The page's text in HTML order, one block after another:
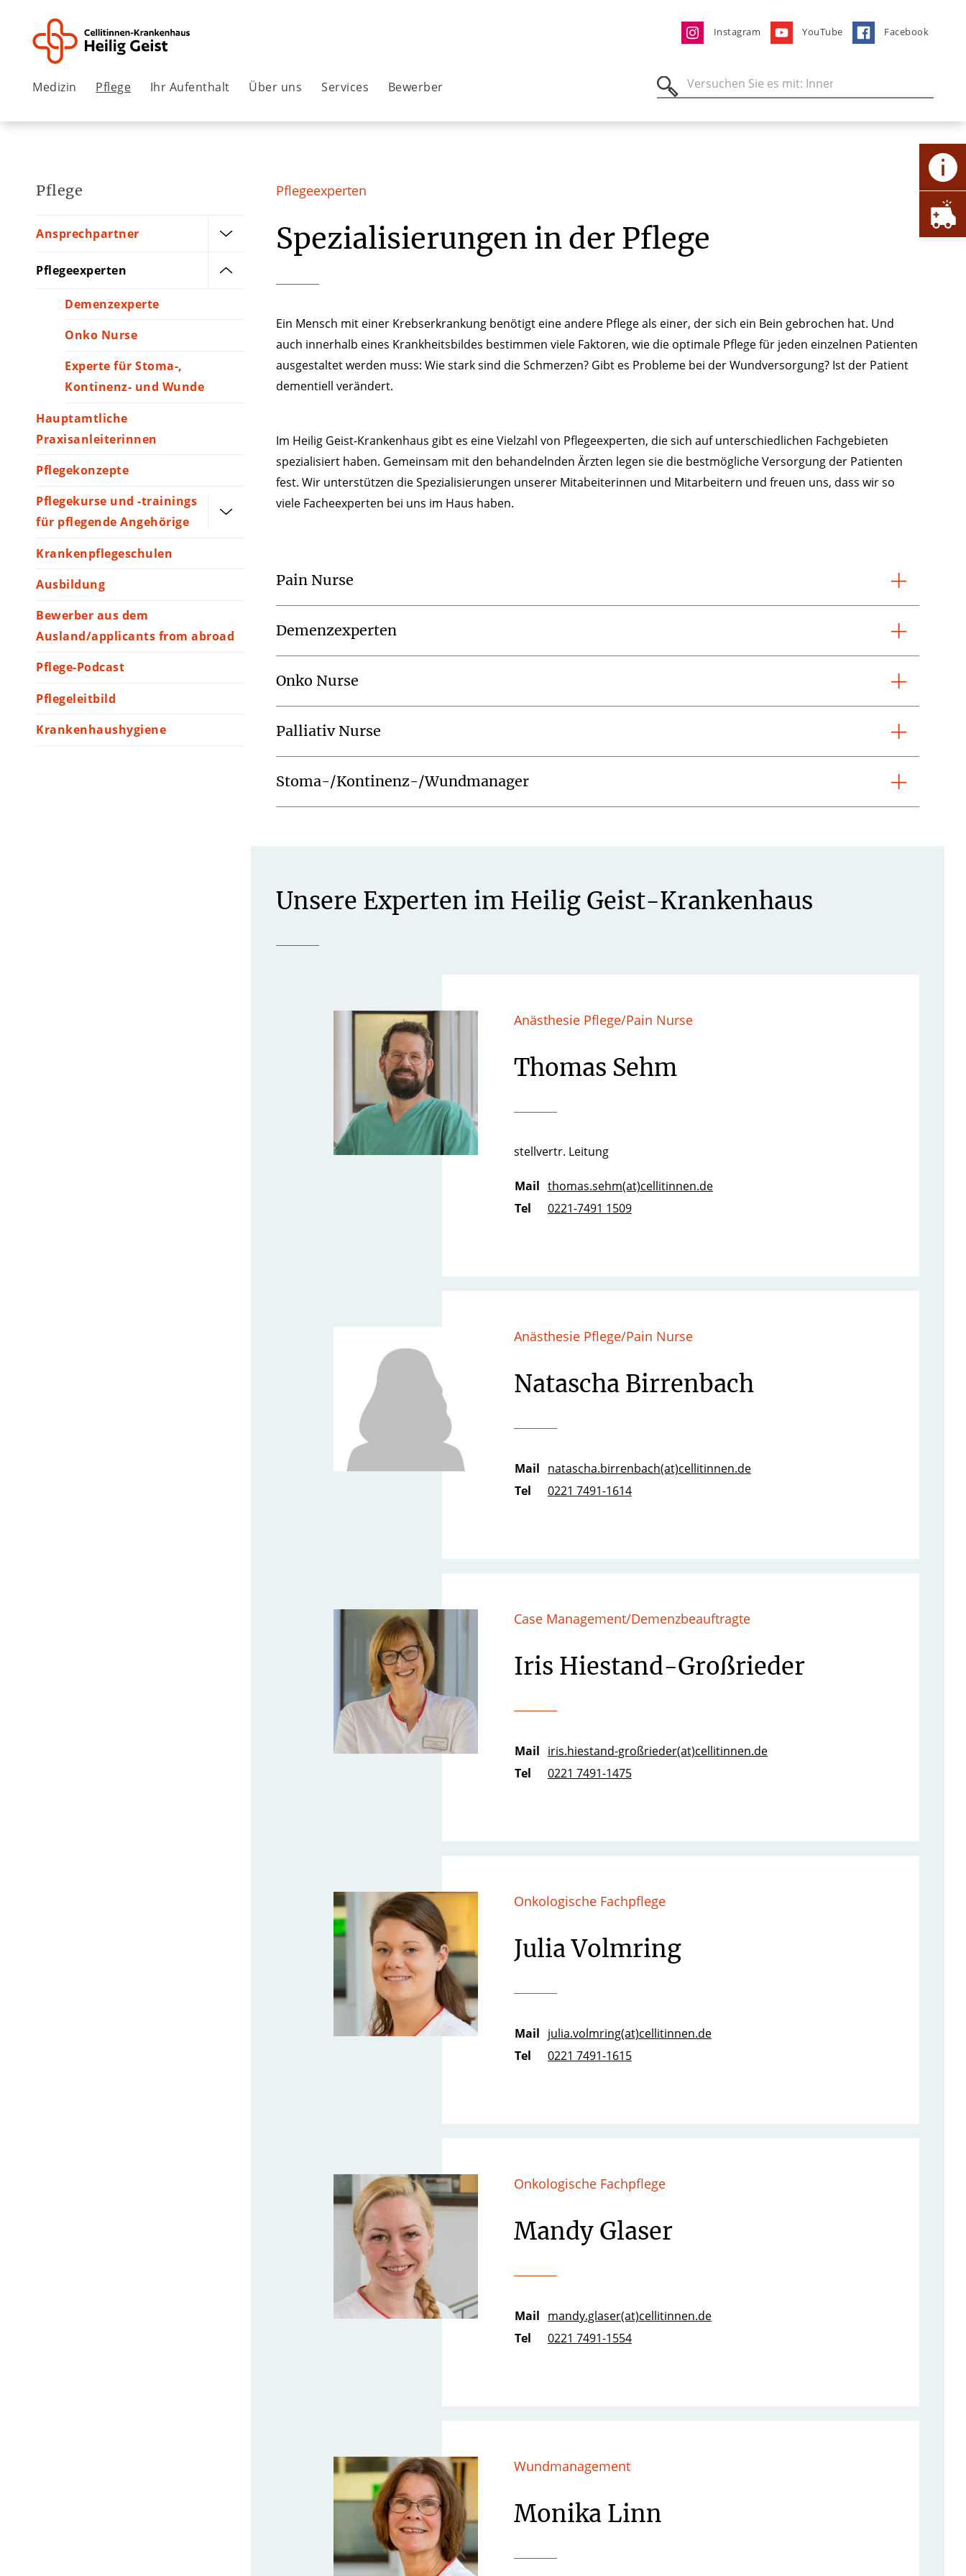
Instagram YouTube Facebook
Medizin Pflege Ihr Aufenthalt Über uns Services Bewerber
Pflege
Ansprechpartner
Pflegeexperten
Demenzexperte
Onko Nurse
Experte für Stoma-,
Kontinenz- und Wunde
Hauptamtliche
Praxisanleiterinnen
Pflegekonzepte
Pflegekurse und -trainings
für pflegende Angehörige
Krankenpflegeschulen
Ausbildung
Bewerber aus dem
Ausland/applicants from abroad
Pflege-Podcast
Pflegeleitbild
Krankenhaushygiene
Pflegeexperten
Spezialisierungen in der Pflege
Ein Mensch mit einer Krebserkrankung benötigt eine andere Pflege als einer, der sich ein Bein gebrochen hat. Und
auch innerhalb eines Krankheitsbildes bestimmen viele Faktoren, wie die optimale Pflege für jeden einzelnen Patienten
ausgestaltet werden muss: Wie stark sind die Schmerzen? Gibt es Probleme bei der Wundversorgung? Ist der Patient
dementiell verändert.
Im Heilig Geist-Krankenhaus gibt es eine Vielzahl von Pflegeexperten, die sich auf unterschiedlichen Fachgebieten
spezialisiert haben. Gemeinsam mit den behandelnden Ärzten legen sie die bestmögliche Versorgung der Patienten
fest. Wir unterstützen die Spezialisierungen unserer Mitabeiterinnen und Mitarbeitern und freuen uns, dass wir so
viele Facheexperten bei uns im Haus haben.
Pain Nurse
Demenzexperten
Onko Nurse
Palliativ Nurse
Stoma-/Kontinenz-/Wundmanager
Unsere Experten im Heilig Geist-Krankenhaus
Anästhesie Pflege/Pain Nurse
Thomas Sehm
stellvertr. Leitung
Mail thomas.sehm(at)cellitinnen.de
Tel
0221-7491 1509
Anästhesie Pflege/Pain Nurse
Natascha Birrenbach
Mail natascha.birrenbach(at)cellitinnen.de
Tel
0221 7491-1614
Case Management/Demenzbeauftragte
Iris Hiestand-Großrieder
Mail iris.hiestand-großrieder(at)cellitinnen.de
Tel
0221 7491-1475
Onkologische Fachpflege
Julia Volmring
Mail julia.volmring(at)cellitinnen.de
Tel
0221 7491-1615
Onkologische Fachpflege
Mandy Glaser
Mail mandy.glaser(at)cellitinnen.de
Tel
0221 7491-1554
Wundmanagement
Monika Linn